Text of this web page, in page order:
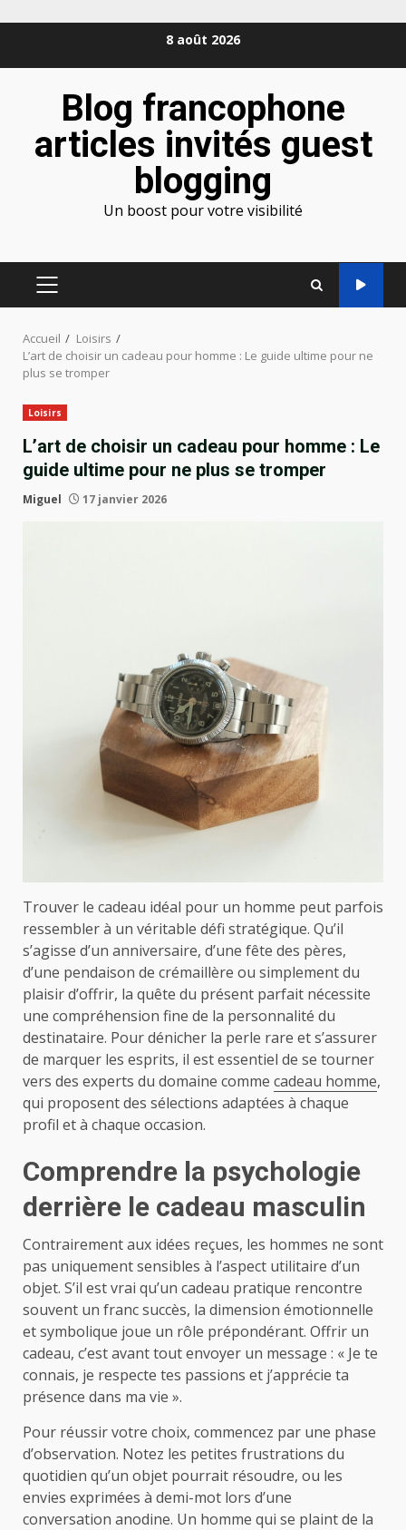
8 août 2026
Blog francophone
articles invités guest
blogging
Un boost pour votre visibilité
MENU
Accueil
Loisirs
L’art de choisir un cadeau pour homme : Le guide ultime pour ne
plus se tromper
Loisirs
L’art de choisir un cadeau pour homme : Le
guide ultime pour ne plus se tromper
Miguel 17 janvier 2026
Trouver le cadeau idéal pour un homme peut parfois
ressembler à un véritable défi stratégique. Qu’il
s’agisse d’un anniversaire, d’une fête des pères,
d’une pendaison de crémaillère ou simplement du
plaisir d’offrir, la quête du présent parfait nécessite
une compréhension fine de la personnalité du
destinataire. Pour dénicher la perle rare et s’assurer
de marquer les esprits, il est essentiel de se tourner
vers des experts du domaine comme cadeau homme,
qui proposent des sélections adaptées à chaque
profil et à chaque occasion.
Comprendre la psychologie
derrière le cadeau masculin
Contrairement aux idées reçues, les hommes ne sont
pas uniquement sensibles à l’aspect utilitaire d’un
objet. S’il est vrai qu’un cadeau pratique rencontre
souvent un franc succès, la dimension émotionnelle
et symbolique joue un rôle prépondérant. Offrir un
cadeau, c’est avant tout envoyer un message : « Je te
connais, je respecte tes passions et j’apprécie ta
présence dans ma vie ».
Pour réussir votre choix, commencez par une phase
d’observation. Notez les petites frustrations du
quotidien qu’un objet pourrait résoudre, ou les
envies exprimées à demi-mot lors d’une
conversation anodine. Un homme qui se plaint de la